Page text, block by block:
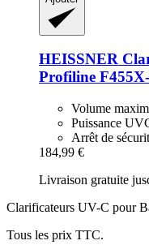
HEISSNER
Profiline
Volume
Puissance
Arrêt de
184,99 €
Livraison gratuite
Clarificateurs UV-C pour
Tous les prix TTC.